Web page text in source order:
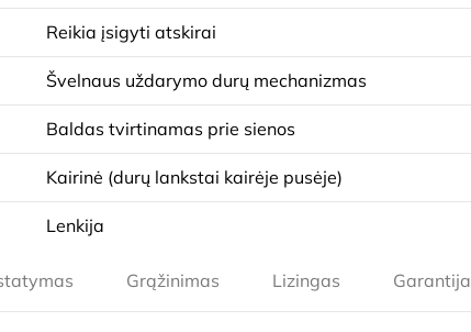
Reikia įsigyti atskirai
Švelnaus uždarymo durų mechanizmas
Baldas tvirtinamas prie sienos
Kairinė (durų lankstai kairėje pusėje)
Lenkija
Grąžinimas Lizingas Garantija